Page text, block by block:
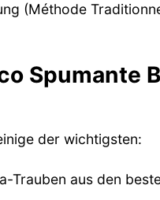
(Méthode
Spumante
der wichtigsten:
aus den